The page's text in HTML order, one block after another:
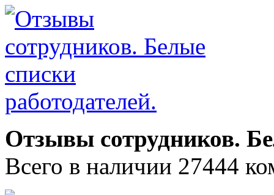
Отзывы сотрудников.
Всего в наличии 27444